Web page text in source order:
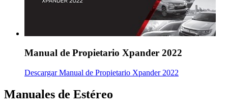
Manual de Propietario Xpander 2022
Descargar Manual de Propietario Xpander 2022
Manuales de Estéreo